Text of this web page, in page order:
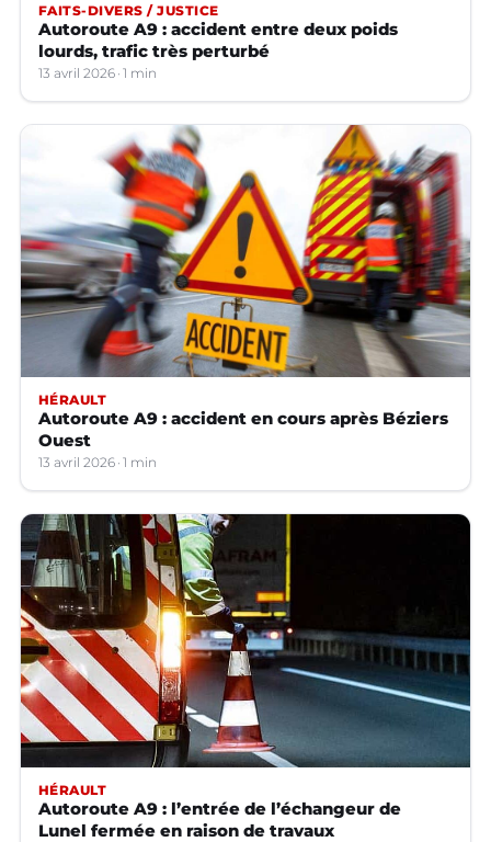
FAITS-DIVERS / JUSTICE
Autoroute A9 : accident entre deux poids
lourds, trafic très perturbé
13 avril 2026 1 min
HÉRAULT
Autoroute A9 : accident en cours après Béziers
Ouest
13 avril 2026 1 min
HÉRAULT
Autoroute A9 : l’entrée de l’échangeur de
Lunel fermée en raison de travaux